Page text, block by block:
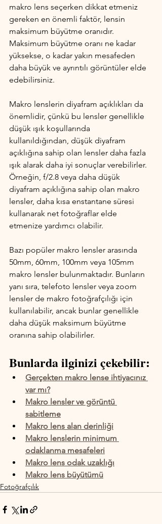
makro lens seçerken dikkat etmeniz
gereken en önemli faktör, lensin
maksimum büyütme oranıdır.
Maksimum büyütme oranı ne kadar
yüksekse, o kadar yakın mesafeden
daha büyük ve ayrıntılı görüntüler elde
edebilirsiniz.
Makro lenslerin diyafram açıklıkları da
önemlidir, çünkü bu lensler genellikle
düşük ışık koşullarında
kullanıldığından, düşük diyafram
açıklığına sahip olan lensler daha fazla
ışık alarak daha iyi sonuçlar verebilirler.
Örneğin, f/2.8 veya daha düşük
diyafram açıklığına sahip olan makro
lensler, daha kısa enstantane süresi
kullanarak net fotoğraflar elde
etmenize yardımcı olabilir.
Bazı popüler makro lensler arasında
50mm, 60mm, 100mm veya 105mm
makro lensler bulunmaktadır. Bunların
yanı sıra, telefoto lensler veya zoom
lensler de makro fotoğrafçılığı için
kullanılabilir, ancak bunlar genellikle
daha düşük maksimum büyütme
oranına sahip olabilirler.
Bunlarda ilginizi çekebilir:
Gerçekten makro lense ihtiyacınız
var mı?
Makro lensler ve görüntü
sabitleme
Makro lens alan derinliği
Makro lenslerin minimum
odaklanma mesafeleri
Makro lens odak uzaklığı
Makro lens büyütümü
Fotoğrafçılık